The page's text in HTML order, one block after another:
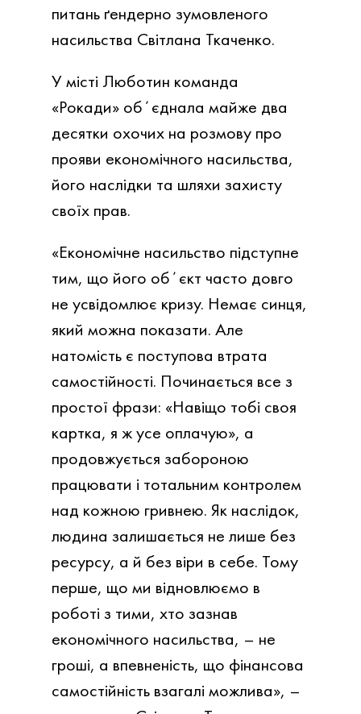
питань ґендерно зумовленого
насильства Світлана Ткаченко.
У місті Люботин команда
«Рокади» обʼєднала майже два
десятки охочих на розмову про
прояви економічного насильства,
його наслідки та шляхи захисту
своїх прав.
«Економічне насильство підступне
тим, що його обʼєкт часто довго
не усвідомлює кризу. Немає синця,
який можна показати. Але
натомість є поступова втрата
самостійності. Починається все з
простої фрази: «Навіщо тобі своя
картка, я ж усе оплачую», а
продовжується забороною
працювати і тотальним контролем
над кожною гривнею. Як наслідок,
людина залишається не лише без
ресурсу, а й без віри в себе. Тому
перше, що ми відновлюємо в
роботі з тими, хто зазнав
економічного насильства, – не
гроші, а впевненість, що фінансова
самостійність взагалі можлива», –